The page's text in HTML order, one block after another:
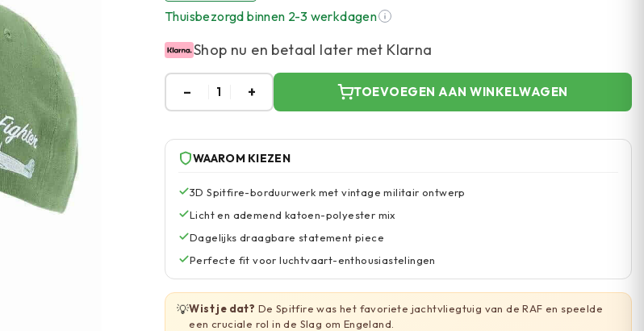
Thuisbezorgd binnen 2-3 werkdagen
Shop nu en betaal later met Klarna
– 1 + TOEVOEGEN AAN WINKELWAGEN
WAAROM KIEZEN
3D Spitfire-borduurwerk met vintage militair ontwerp
Licht en ademend katoen-polyester mix
Dagelijks draagbare statement piece
Perfecte fit voor luchtvaart-enthousiastelingen
💡Wist je dat? De Spitfire was het favoriete jachtvliegtuig van de RAF en speelde
een cruciale rol in de Slag om Engeland.